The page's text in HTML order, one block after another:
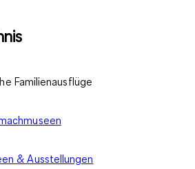
Familienausflüge
& Ausstellungen